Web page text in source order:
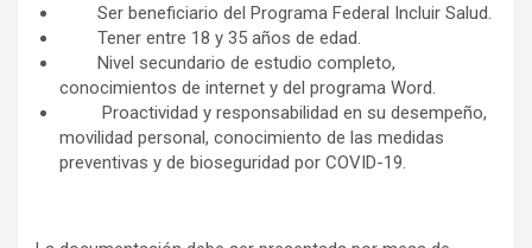
Ser beneficiario del Programa Federal Incluir Salud.
Tener entre 18 y 35 años de edad.
Nivel secundario de estudio completo,
conocimientos de internet y del programa Word.
Proactividad y responsabilidad en su desempeño,
movilidad personal, conocimiento de las medidas
preventivas y de bioseguridad por COVID-19.